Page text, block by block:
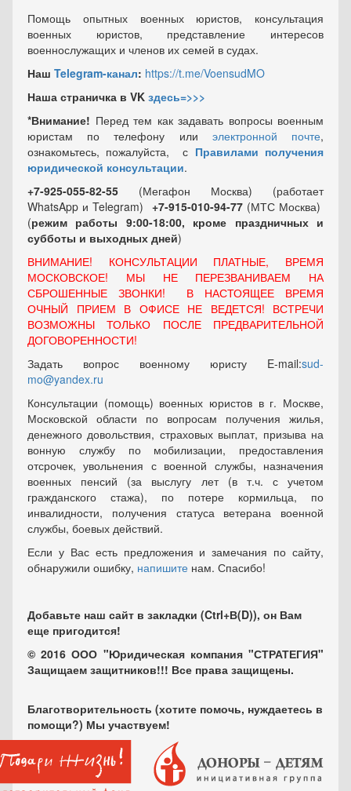
Помощь опытных военных юристов, консультация
военных юристов, представление интересов
военнослужащих и членов их семей в судах.
Наш Telegram-канал: https://t.me/VoensudMO
Наша страничка в VK здесь=>>>
*Внимание! Перед тем как задавать вопросы военным
юристам по телефону или электронной почте,
ознакомьтесь, пожалуйста, с Правилами получения
юридической консультации.
+7-925-055-82-55 (Мегафон Москва) (работает
WhatsApp и Telegram) +7-915-010-94-77 (МТС Москва)
(режим работы 9:00-18:00, кроме праздничных и
субботы и выходных дней)
ВНИМАНИЕ! КОНСУЛЬТАЦИИ ПЛАТНЫЕ, ВРЕМЯ
МОСКОВСКОЕ! МЫ НЕ ПЕРЕЗВАНИВАЕМ НА
СБРОШЕННЫЕ ЗВОНКИ! В НАСТОЯЩЕЕ ВРЕМЯ
ОЧНЫЙ ПРИЕМ В ОФИСЕ НЕ ВЕДЕТСЯ! ВСТРЕЧИ
ВОЗМОЖНЫ ТОЛЬКО ПОСЛЕ ПРЕДВАРИТЕЛЬНОЙ
ДОГОВОРЕННОСТИ!
Задать вопрос военному юристу E-mail:sud-
mo@yandex.ru
Консультации (помощь) военных юристов в г. Москве,
Московской области по вопросам получения жилья,
денежного довольствия, страховых выплат, призыва на
вонную службу по мобилизации, предоставления
отсрочек, увольнения с военной службы, назначения
военных пенсий (за выслугу лет (в т.ч. с учетом
гражданского стажа), по потере кормильца, по
инвалидности, получения статуса ветерана военной
службы, боевых действий.
Если у Вас есть предложения и замечания по сайту,
обнаружили ошибку, напишите нам. Спасибо!
Добавьте наш сайт в закладки (Ctrl+В(D)), он Вам
еще пригодится!
© 2016 ООО "Юридическая компания "СТРАТЕГИЯ"
Защищаем защитников!!! Все права защищены.
Благотворительность (хотите помочь, нуждаетесь в
помощи?) Мы участвуем!